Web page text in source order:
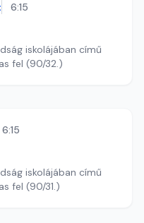
6:15
iskolájában című
fel (90/32.)
6:15
iskolájában című
fel (90/31.)